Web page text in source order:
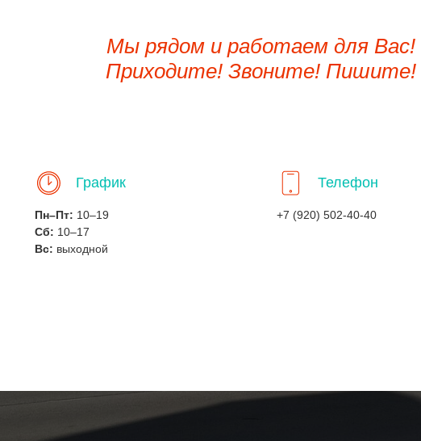
Мы рядом и работаем для Вас!
Приходите! Звоните! Пишите!
График
Пн–Пт: 10–19
Сб: 10–17
Вс: выходной
Телефон
+7 (920) 502-40-40